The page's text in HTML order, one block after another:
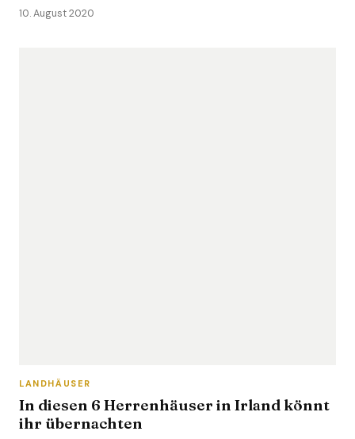
10. August 2020
LANDHÄUSER
In diesen 6 Herrenhäuser in Irland könnt
ihr übernachten